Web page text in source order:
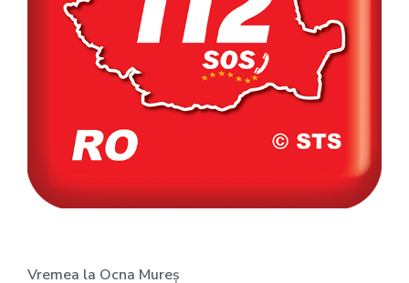
Vremea la Ocna Mureș